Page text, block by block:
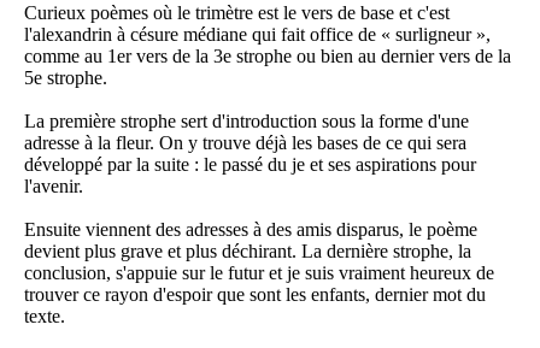
Curieux poèmes où le trimètre est le vers de base et c'est
l'alexandrin à césure médiane qui fait office de « surligneur »,
comme au 1er vers de la 3e strophe ou bien au dernier vers de la
5e strophe.
La première strophe sert d'introduction sous la forme d'une
adresse à la fleur. On y trouve déjà les bases de ce qui sera
développé par la suite : le passé du je et ses aspirations pour
l'avenir.
Ensuite viennent des adresses à des amis disparus, le poème
devient plus grave et plus déchirant. La dernière strophe, la
conclusion, s'appuie sur le futur et je suis vraiment heureux de
trouver ce rayon d'espoir que sont les enfants, dernier mot du
texte.